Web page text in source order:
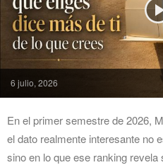
6 julio, 2026
En el primer semestre de 2026,
el dato realmente interesante no
sino en lo que ese ranking